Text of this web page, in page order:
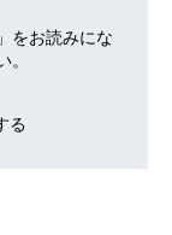
」をお読みにな
。
る